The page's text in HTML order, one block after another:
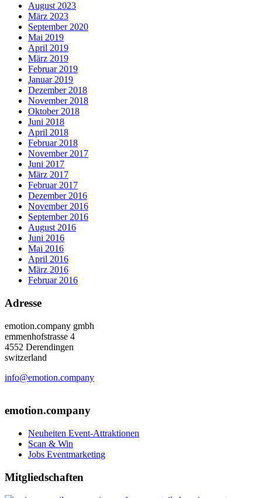
August 2023
März 2023
September 2020
Mai 2019
April 2019
März 2019
Februar 2019
Januar 2019
Dezember 2018
November 2018
Oktober 2018
Juni 2018
April 2018
Februar 2018
November 2017
Juni 2017
März 2017
Februar 2017
Dezember 2016
November 2016
September 2016
August 2016
Juni 2016
Mai 2016
April 2016
März 2016
Februar 2016
Adresse
emotion.company gmbh
emmenhofstrasse 4
4552 Derendingen
switzerland
info@emotion.company
emotion.company
Neuheiten Event-Attraktionen
Scan & Win
Jobs Eventmarketing
Mitgliedschaften